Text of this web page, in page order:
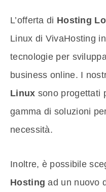
L’offerta di Hosting
Linux di VivaHosting
tecnologie per
business online. I
Linux sono progettati
gamma di soluzioni
necessità.
Inoltre, è possibile
Hosting ad un nuovo